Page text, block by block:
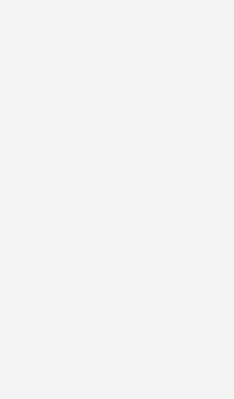
erhältlich: Der große
der kleine mit einem
Öffnen. Spezialpuffer
verschiebt.
bieten: Ein
ist das Thema
Bildungseinrichtungen
Bodenbeläge
Nutzung